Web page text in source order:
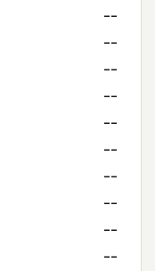
--
--
--
--
--
--
--
--
--
--